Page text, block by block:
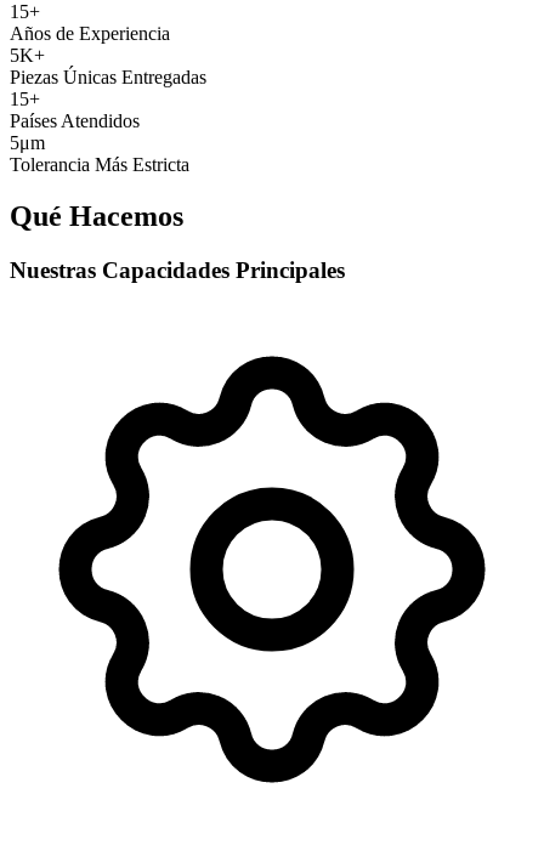
15+
Años de Experiencia
5K+
Piezas Únicas Entregadas
15+
Países Atendidos
5μm
Tolerancia Más Estricta
Qué Hacemos
Nuestras Capacidades Principales